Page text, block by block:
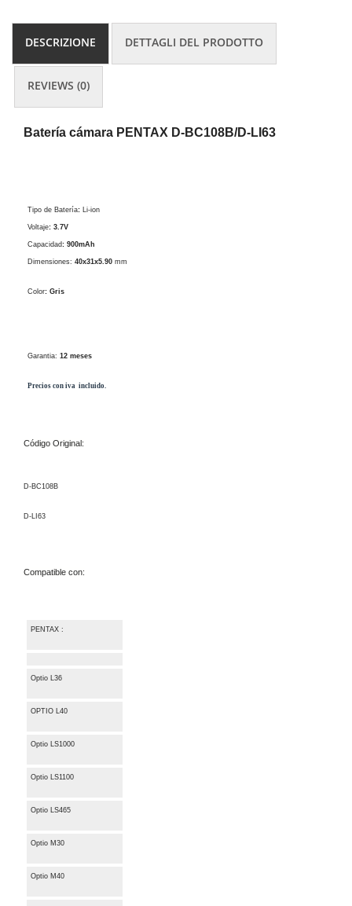
DESCRIZIONE DETTAGLI DEL PRODOTTO
REVIEWS (0)
Batería cámara PENTAX D-BC108B/D-LI63
Tipo de Batería: Li-ion
Voltaje: 3.7V
Capacidad: 900mAh
Dimensiones: 40x31x5.90 mm
Color: Gris
Garantia: 12 meses
Precios con iva incluido.
Código Original:
D-BC108B
D-LI63
Compatible con:
PENTAX :
Optio L36
OPTIO L40
Optio LS1000
Optio LS1100
Optio LS465
Optio M30
Optio M40